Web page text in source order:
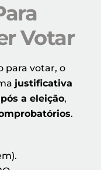
Votar
para votar, o
justificativa
a eleição,
.